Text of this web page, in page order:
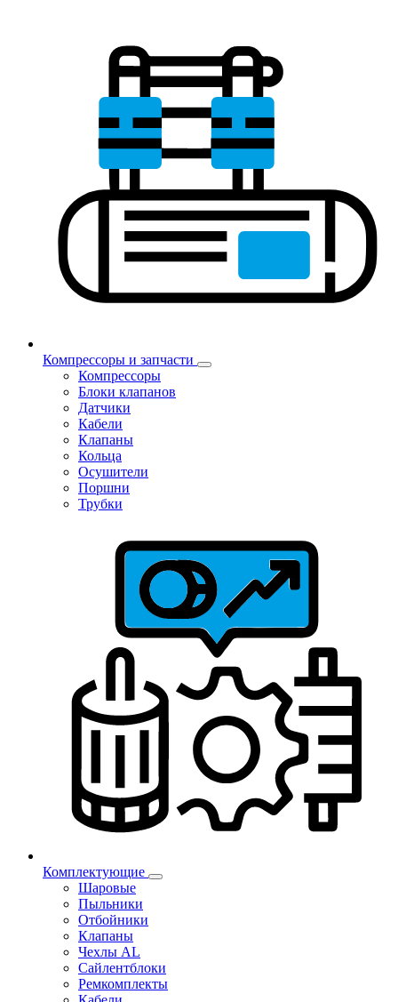
Компрессоры и запчасти
Компрессоры
Блоки клапанов
Датчики
Кабели
Клапаны
Кольца
Осушители
Поршни
Трубки
Комплектующие
Шаровые
Пыльники
Отбойники
Клапаны
Чехлы AL
Сайлентблоки
Ремкомплекты